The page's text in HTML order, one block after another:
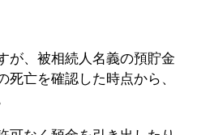
が、被相続人名義の預貯金
死亡を確認した時点から、